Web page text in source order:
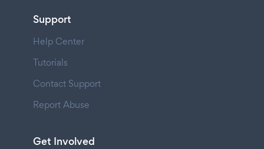
Support
Help Center
Tutorials
Contact Support
Report Abuse
Get Involved